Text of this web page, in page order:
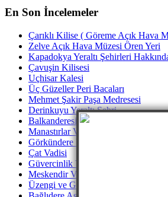
En Son İncelemeler
Çarıklı Kilise ( Göreme Açık Hava
Zelve Açık Hava Müzesi Ören Yeri
Kapadokya Yeraltı Şehirleri
Çavuşin Kilisesi
Uçhisar Kalesi
Üç Güzeller Peri Bacaları
Mehmet Şakir Paşa Medresesi
Derinkuyu Yeraltı Şehri
Balkanderesi Vadisi
Manastırlar Vadisi
Görkündere Vadisi
Çat Vadisi
Güvercinlik Vadisi
Meskendir Vadisi
Üzengi ve Gomeda Vadileri